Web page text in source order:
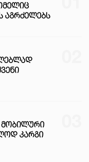
ᲐᲒᲠᲫᲔᲚᲔᲑᲡ
ᲛᲝᲑᲘᲚᲣᲠᲘ
ᲙᲐᲠᲒᲘ